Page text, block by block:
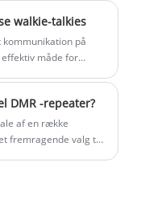
walkie-talkies
på
måde for
DMR -repeater?
af en række
fremragende valg til